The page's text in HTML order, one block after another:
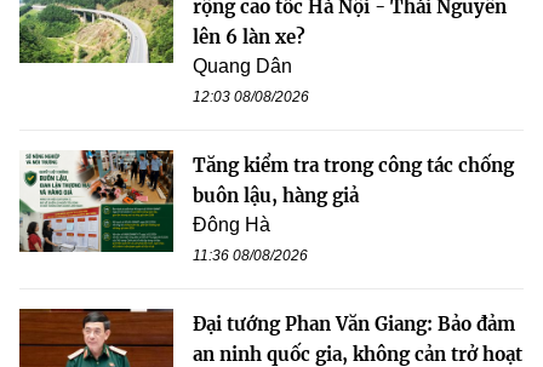
rộng cao tốc Hà Nội - Thái Nguyên
lên 6 làn xe?
Quang Dân
12:03 08/08/2026
Tăng kiểm tra trong công tác chống
buôn lậu, hàng giả
Đông Hà
11:36 08/08/2026
Đại tướng Phan Văn Giang: Bảo đảm
an ninh quốc gia, không cản trở hoạt